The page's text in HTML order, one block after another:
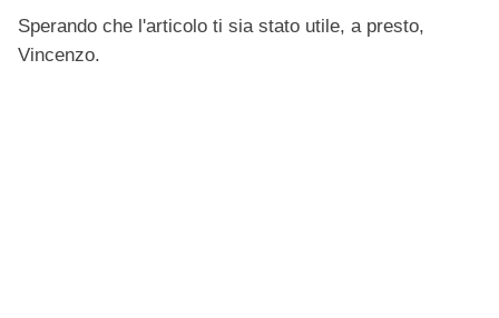
Sperando che l'articolo ti sia stato utile, a presto,
Vincenzo.